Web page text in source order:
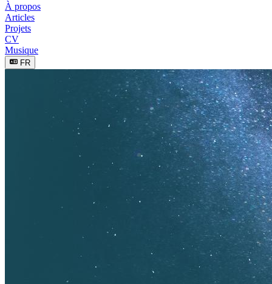
À propos
Articles
Projets
CV
Musique
FR